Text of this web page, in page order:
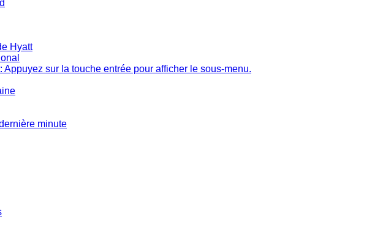
Hyatt
Appuyez sur la touche entrée pour afficher le sous-menu.
minute